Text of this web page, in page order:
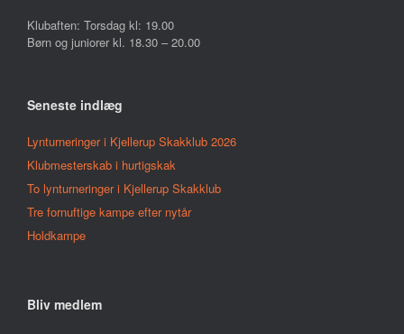
Klubaften: Torsdag kl: 19.00
Børn og juniorer kl. 18.30 – 20.00
Seneste indlæg
Lynturneringer i Kjellerup Skakklub 2026
Klubmesterskab i hurtigskak
To lynturneringer i Kjellerup Skakklub
Tre fornuftige kampe efter nytår
Holdkampe
Bliv medlem